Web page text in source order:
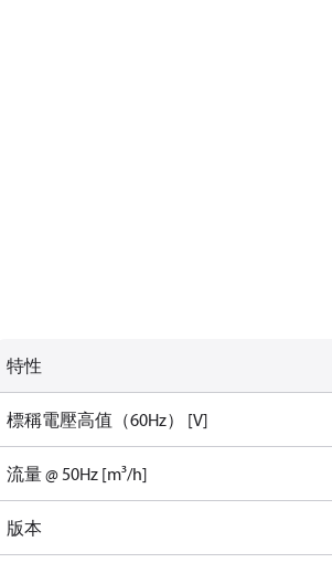
特性
標稱電壓高值（60Hz） [V]
流量 @ 50Hz [m³/h]
版本